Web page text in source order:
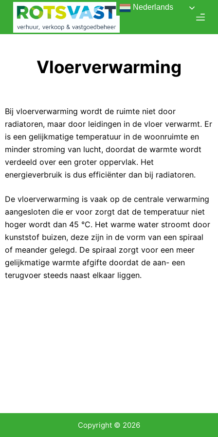
o
n
a
a
r
a
r
i
k
e
l
Vloerverwarming
Bij vloerverwarming wordt de ruimte niet door
radiatoren, maar door leidingen in de vloer verwarmt. Er
is een gelijkmatige temperatuur in de woonruimte en
minder stroming van lucht, doordat de warmte wordt
verdeeld over een groter oppervlak. Het
energieverbruik is dus efficiënter dan bij radiatoren.
De vloerverwarming is vaak op de centrale verwarming
aangesloten die er voor zorgt dat de temperatuur niet
hoger wordt dan 45 °C. Het warme water stroomt door
kunststof buizen, deze zijn in de vorm van een spiraal
of meander gelegd. De spiraal zorgt voor een meer
gelijkmatige warmte afgifte doordat de aan- een
terugvoer steeds naast elkaar liggen.
Copyright © 2026
Nederlands